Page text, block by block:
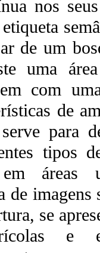
nos
de um
uma
com
de
para
tipos
áreas
de
se
e